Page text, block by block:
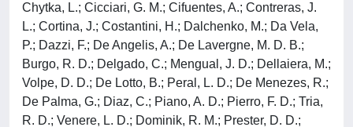
Chytka, L.; Cicciari, G. M.; Cifuentes, A.; Contreras, J.
L.; Cortina, J.; Costantini, H.; Dalchenko, M.; Da Vela,
P.; Dazzi, F.; De Angelis, A.; De Lavergne, M. D. B.;
Burgo, R. D.; Delgado, C.; Mengual, J. D.; Dellaiera, M.;
Volpe, D. D.; De Lotto, B.; Peral, L. D.; De Menezes, R.;
De Palma, G.; Diaz, C.; Piano, A. D.; Pierro, F. D.; Tria,
R. D.; Venere, L. D.; Dominik, R. M.; Prester, D. D.;